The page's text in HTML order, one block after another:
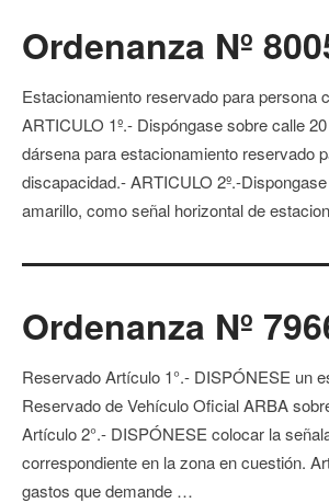
Ordenanza Nº
Estacionamiento reservado para persona
ARTICULO 1º.- Dispóngase sobre calle
dársena para estacionamiento reservado
discapacidad.- ARTICULO 2º.-
amarillo, como señal horizontal de
Ordenanza Nº
Reservado Artículo 1°.- DISPÓNESE un
Reservado de Vehículo Oficial ARBA
Artículo 2°.- DISPÓNESE colocar la
correspondiente en la zona en cuestión.
gastos que demande …